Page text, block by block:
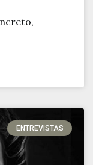
ENTREVISTAS